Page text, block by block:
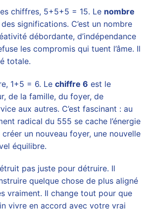
chiffres, 5+5+5 = 15. Le nombre
significations. C’est un nombre
débordante, d’indépendance
les compromis qui tuent l’âme. Il
totale.
1+5 = 6. Le chiffre 6 est le
de la famille, du foyer, de
aux autres. C’est fascinant : au
radical du 555 se cache l’énergie
un nouveau foyer, une nouvelle
équilibre.
pas juste pour détruire. Il
quelque chose de plus aligné
vraiment. Il change tout pour que
vivre en accord avec votre vrai